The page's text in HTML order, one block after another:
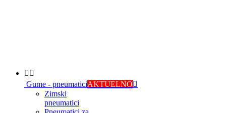
 
Gume - pneumaticiAKTUELNO
Zimski
pneumatici